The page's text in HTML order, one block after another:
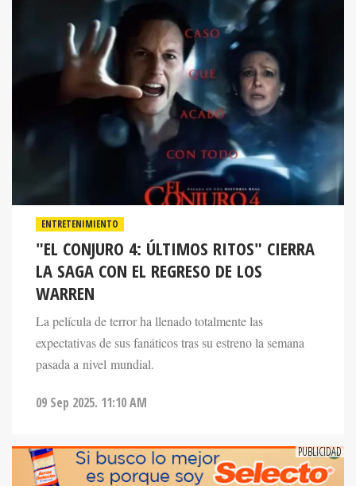
"EL CONJURO 4: ÚLTIMOS RITOS" CIERRA
LA SAGA CON EL REGRESO DE LOS
WARREN
La película de terror ha llenado totalmente las
expectativas de sus fanáticos tras su estreno la semana
pasada a nivel mundial.